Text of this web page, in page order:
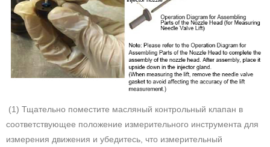
(1) Тщательно поместите масляный контрольный клапан в
соответствующее положение измерительного инструмента для
измерения движения и убедитесь, что измерительный